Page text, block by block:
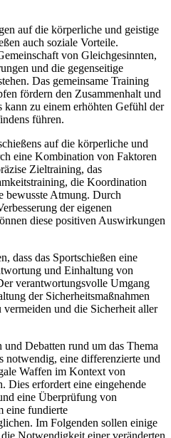
auf die körperliche und geistige
auch soziale Vorteile.
von Gleichgesinnten,
und die gegenseitige
Das gemeinsame Training
fördern den Zusammenhalt und
zu einem erhöhten Gefühl der
führen.
auf die körperliche und
eine Kombination von Faktoren
Zieltraining, das
die Koordination
bewusste Atmung. Durch
der eigenen
diese positiven Auswirkungen
dass das Sportschießen eine
und Einhaltung von
verantwortungsvolle Umgang
der Sicherheitsmaßnahmen
und die Sicherheit aller
Debatten rund um das Thema
notwendig, eine differenzierte und
Waffen im Kontext von
Dies erfordert eine eingehende
eine Überprüfung von
eine fundierte
Im Folgenden sollen einige